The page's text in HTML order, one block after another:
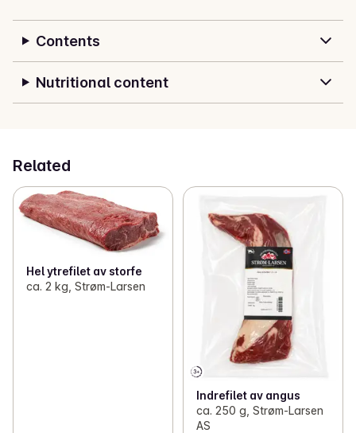
Contents
Nutritional content
Related
Hel ytrefilet av storfe
ca. 2 kg, Strøm-Larsen
Indrefilet av angus
ca. 250 g, Strøm-Larsen
AS